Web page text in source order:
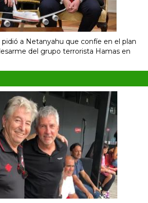
a Netanyahu que confíe en el plan
del grupo terrorista Hamas en